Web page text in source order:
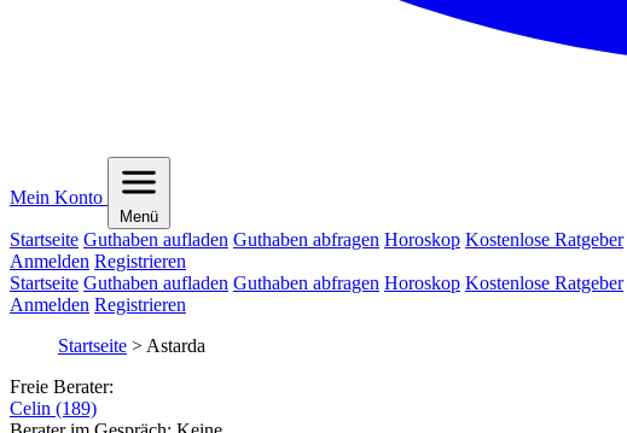
Mein Konto
Menü
Startseite Guthaben aufladen Guthaben abfragen Horoskop Kostenlose Ratgeber
Anmelden Registrieren
Startseite Guthaben aufladen Guthaben abfragen Horoskop Kostenlose Ratgeber
Anmelden Registrieren
Startseite > Astarda
Freie Berater:
Celin (189)